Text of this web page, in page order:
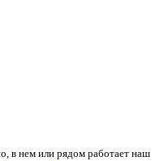
в нем или рядом работает наш